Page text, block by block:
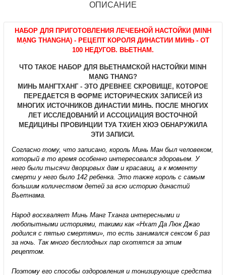
ОПИСАНИЕ
НАБОР ДЛЯ ПРИГОТОВЛЕНИЯ ЛЕЧЕБНОЙ НАСТОЙКИ (MINH
MẠNG THANGНА) - РЕЦЕПТ КОРОЛЯ ДИНАСТИИ МИНЬ - ОТ
100 НЕДУГОВ. ВЬЕТНАМ.
ЧТО ТАКОЕ НАБОР ДЛЯ ВЬЕТНАМСКОЙ НАСТОЙКИ MINH
MẠNG THANG?
МИНЬ МАНГТХАНГ - ЭТО ДРЕВНЕЕ СКРОВИЩЕ, КОТОРОЕ
ПЕРЕДАЕТСЯ В ФОРМЕ ИСТОРИЧЕСКИХ ЗАПИСЕЙ ИЗ
МНОГИХ ИСТОЧНИКОВ ДИНАСТИИ МИНЬ. ПОСЛЕ МНОГИХ
ЛЕТ ИССЛЕДОВАНИЙ И АССОЦИАЦИЯ ВОСТОЧНОЙ
МЕДИЦИНЫ ПРОВИНЦИИ ТУА ТХИЕН ХЮЭ ОБНАРУЖИЛА
ЭТИ ЗАПИСИ.
Согласно тому, что записано, король Минь Ман был человеком,
который в то время особенно интересовался здоровьем. У
него были тысячи дворцовых дам и красавиц, а к моменту
смерти у него было 142 ребенка. Это также король с самым
большим количеством детей за всю историю династий
Вьетнама.
Народ восхваляет Минь Манг Тханга интересными и
любопытными историями, такими как «Нхат Да Люк Джао
родился с пятью смертями», то есть занимался сексом 6 раз
за ночь. Так много бесплодных пар охотятся за этим
рецептом.
Поэтому его способы оздоровления и тонизирующие средства